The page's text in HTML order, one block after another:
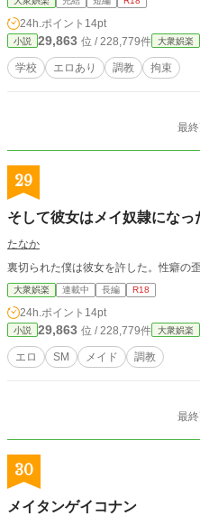
24h.ポイント 14pt
小説 29,863 位 / 228,779件 大衆娯楽
学校 エロあり 調教 拘束
最
29
そして彼女はメイ奴隷になっ
たなか
裏切られた僕は彼女を許した。性癖の
大衆娯楽 連載中 長編 R18
24h.ポイント 14pt
小説 29,863 位 / 228,779件 大衆娯楽
エロ SM メイド 調教
最
30
メイタンゲイコナン